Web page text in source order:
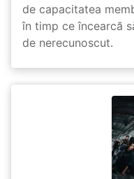
de capacitatea
în timp ce încearcă
de nerecunoscut.